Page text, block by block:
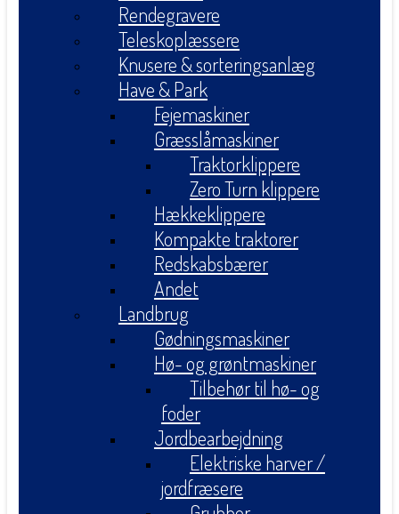
Rendegravere
Teleskoplæssere
Knusere & sorteringsanlæg
Have & Park
Fejemaskiner
Græsslåmaskiner
Traktorklippere
Zero Turn klippere
Hækkeklippere
Kompakte traktorer
Redskabsbærer
Andet
Landbrug
Gødningsmaskiner
Hø- og grøntmaskiner
Tilbehør til hø- og
foder
Jordbearbejdning
Elektriske harver /
jordfræsere